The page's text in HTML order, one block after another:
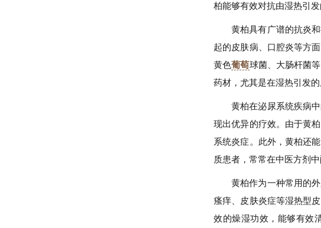
柏能够有效对抗由湿热引
黄柏具有广谱的抗炎
起的皮肤病、口腔炎等方
黄色葡萄球菌、大肠杆菌
药材，尤其是在湿热引发
黄柏在泌尿系统疾病
现出优异的疗效。由于黄
系统炎症。此外，黄柏还
质患者，常常在中医方剂
黄柏作为一种常用的
瘙痒、皮肤炎症等湿热型
效的燥湿功效，能够有效